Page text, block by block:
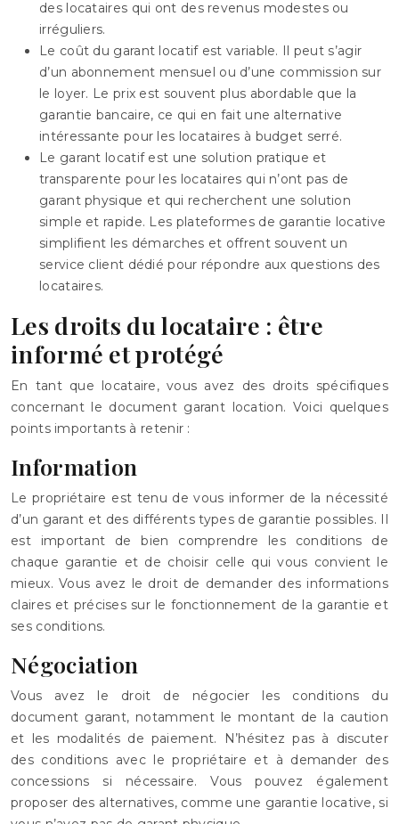
des locataires qui ont des revenus modestes ou
irréguliers.
Le coût du garant locatif est variable. Il peut s’agir
d’un abonnement mensuel ou d’une commission sur
le loyer. Le prix est souvent plus abordable que la
garantie bancaire, ce qui en fait une alternative
intéressante pour les locataires à budget serré.
Le garant locatif est une solution pratique et
transparente pour les locataires qui n’ont pas de
garant physique et qui recherchent une solution
simple et rapide. Les plateformes de garantie locative
simplifient les démarches et offrent souvent un
service client dédié pour répondre aux questions des
locataires.
Les droits du locataire : être
informé et protégé
En tant que locataire, vous avez des droits spécifiques
concernant le document garant location. Voici quelques
points importants à retenir :
Information
Le propriétaire est tenu de vous informer de la nécessité
d’un garant et des différents types de garantie possibles. Il
est important de bien comprendre les conditions de
chaque garantie et de choisir celle qui vous convient le
mieux. Vous avez le droit de demander des informations
claires et précises sur le fonctionnement de la garantie et
ses conditions.
Négociation
Vous avez le droit de négocier les conditions du
document garant, notamment le montant de la caution
et les modalités de paiement. N’hésitez pas à discuter
des conditions avec le propriétaire et à demander des
concessions si nécessaire. Vous pouvez également
proposer des alternatives, comme une garantie locative, si